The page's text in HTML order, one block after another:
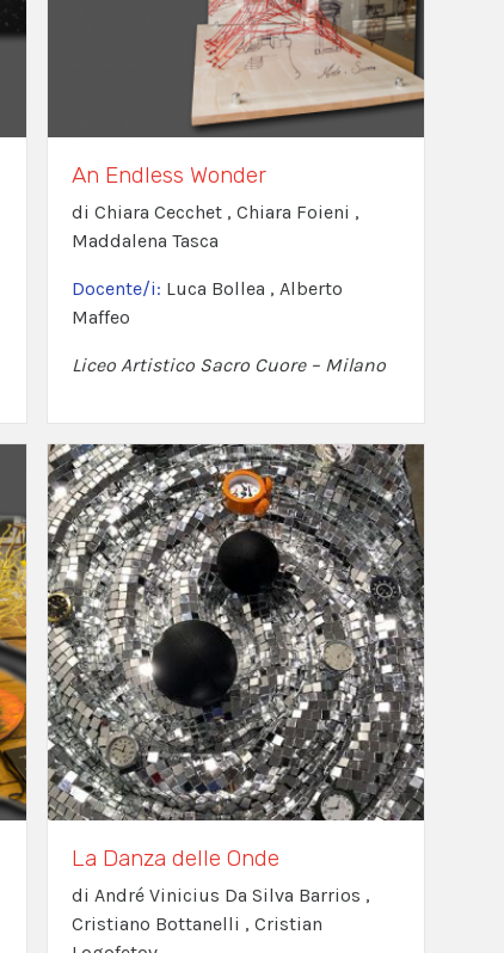
An Endless Wonder
di Chiara Cecchet , Chiara Foieni ,
Maddalena Tasca
Docente/i: Luca Bollea , Alberto
Maffeo
Liceo Artistico Sacro Cuore – Milano
La Danza delle Onde
di André Vinicius Da Silva Barrios ,
Cristiano Bottanelli , Cristian